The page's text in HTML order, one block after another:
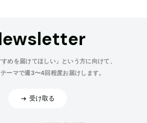
すめを届けてほしい」という方に向けて、
ーマで週3〜4回程度お届けします。
受け取る